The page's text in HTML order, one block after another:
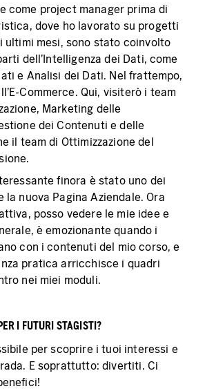
come project manager prima di
dove ho lavorato su progetti
ultimi mesi, sono stato coinvolto
dell'Intelligenza dei Dati, come
e Analisi dei Dati. Nel frattempo,
Commerce. Qui, visiterò i team
Marketing delle
dei Contenuti e delle
il team di Ottimizzazione del
finora è stato uno dei
la nuova Pagina Aziendale. Ora
posso vedere le mie idee e
è emozionante quando i
con i contenuti del mio corso, e
pratica arricchisce i quadri
nei miei moduli.
I FUTURI STAGISTI?
per scoprire i tuoi interessi e
E soprattutto: divertiti. Ci